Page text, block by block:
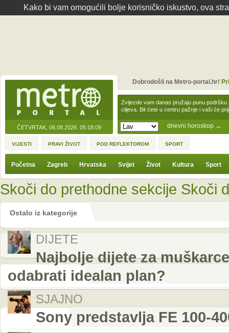
Kako bi vam omogućili bolje korisničko iskustvo, ova
ČETVRTAK, 06.08.2026. 05:18:09 dnevni horoskop →
Zvijezde vam danas pružaju punu
ciljeva. Bit ćete u centru pažnje i vaši će
Dobrodošli na Metro-portal.hr!
VIJESTI PRAVI ŽIVOT POD REFLEKTOROM SPORT
Početna Zagreb Hrvatska Svijet Život Kultura Sport
Skoči do prethodne sekcije Skoči
Ostalo iz kategorije
DIJETE
Najbolje dijete za
odabrati idealan plan?
SJAJNO
Sony predstavlja FE 100-